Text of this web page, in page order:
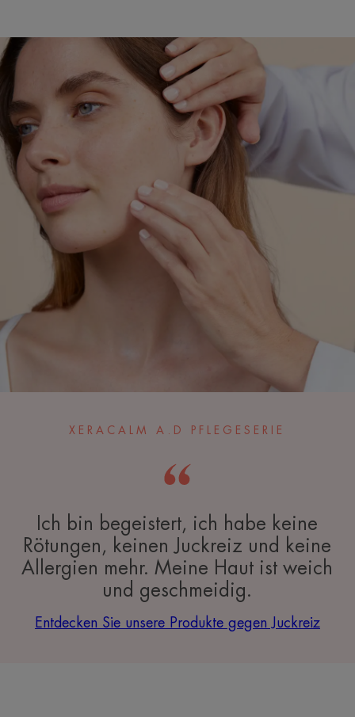
XERACALM A.D PFLEGESERIE
Ich bin begeistert, ich habe keine
Rötungen, keinen Juckreiz und keine
Allergien mehr. Meine Haut ist weich
und geschmeidig.
Entdecken Sie unsere Produkte gegen Juckreiz